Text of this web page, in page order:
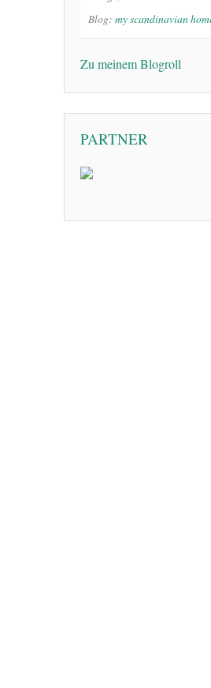
Blog: my scandinavian
Zu meinem Blogroll
PARTNER